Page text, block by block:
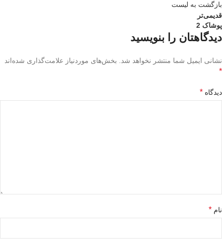
بازگشت به لیست
قدیمی‌تر
پوشاک 2
دیدگاهتان را بنویسید
نشانی ایمیل شما منتشر نخواهد شد. بخش‌های موردنیاز علامت‌گذاری شده‌اند
*
دیدگاه *
نام *